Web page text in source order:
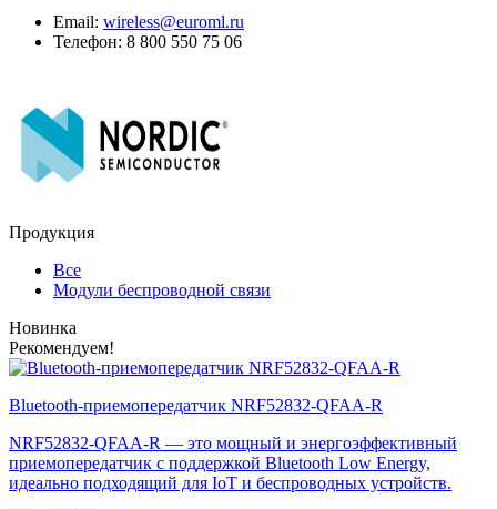
Email: wireless@euroml.ru
Телефон: 8 800 550 75 06
Продукция
Все
Модули беспроводной связи
Новинка
Рекомендуем!
Bluetooth-приемопередатчик NRF52832-QFAA-R
NRF52832-QFAA-R — это мощный и энергоэффективный
приемопередатчик с поддержкой Bluetooth Low Energy,
идеально подходящий для IoT и беспроводных устройств.